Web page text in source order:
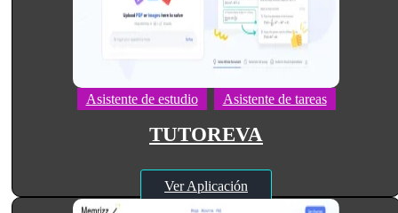
Asistente de estudio Asistente de tareas
TUTOREVA
Ver Aplicación